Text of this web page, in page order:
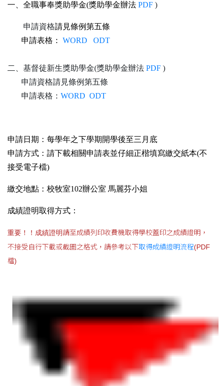
一、全職事奉獎助學金(獎助學金辦法 PDF )
申請資格請見條例第五條
申請表格：
WORD ODT
二、基督徒新生獎助學金(獎助學金辦法 PDF )
申請資格請見條例第五條
申請表格： WORD ODT
申請日期：每學年之下學期開學後至三月底
申請方式：請下載相關申請表並仔細正楷填寫繳交紙本(不
接受電子檔)
繳交地點：校牧室102辦公室 馬麗芬小姐
成績證明取得方式：
重要！！成績證明 請至成績列印收費機取得學校蓋印之成績證明，
不接受自行下載或截圖之格式 ，請參考以下取得成績證明流程(PDF
檔)